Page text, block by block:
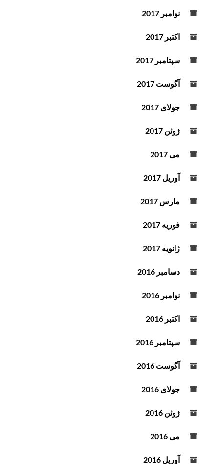
نوامبر 2017
اکتبر 2017
سپتامبر 2017
آگوست 2017
جولای 2017
ژوئن 2017
می 2017
آوریل 2017
مارس 2017
فوریه 2017
ژانویه 2017
دسامبر 2016
نوامبر 2016
اکتبر 2016
سپتامبر 2016
آگوست 2016
جولای 2016
ژوئن 2016
می 2016
آوریل 2016